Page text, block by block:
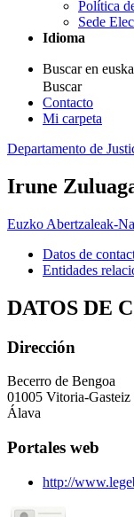
Política
Sede
Idioma
Buscar en
Buscar
Contacto
Mi carpeta
Departamento de
Irune
Euzko Abertzaleak-
Datos de
Entidades
DATOS DE
Dirección
Becerro de Bengoa
01005 Vitoria-Gasteiz
Álava
Portales web
http://